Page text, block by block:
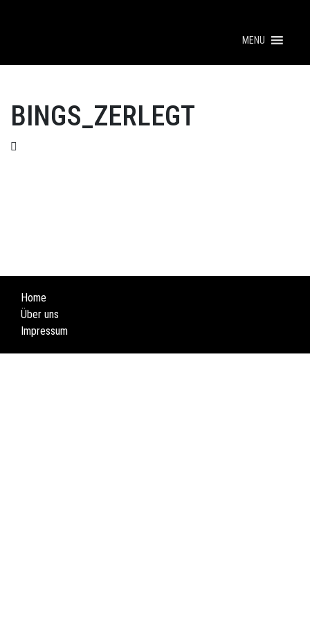
MENU
BINGS_ZERLEGT
Home
Über uns
Impressum